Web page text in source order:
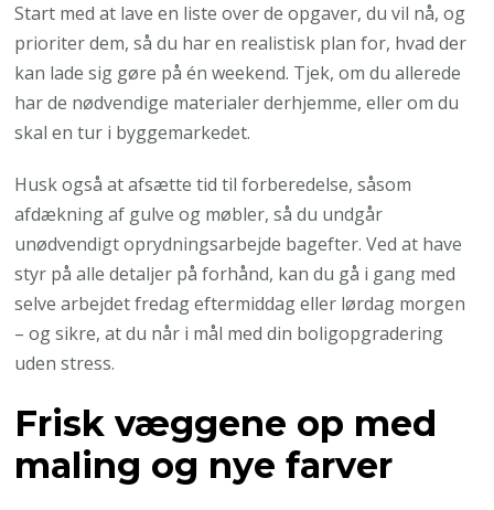
Start med at lave en liste over de opgaver, du vil nå, og
prioriter dem, så du har en realistisk plan for, hvad der
kan lade sig gøre på én weekend. Tjek, om du allerede
har de nødvendige materialer derhjemme, eller om du
skal en tur i byggemarkedet.
Husk også at afsætte tid til forberedelse, såsom
afdækning af gulve og møbler, så du undgår
unødvendigt oprydningsarbejde bagefter. Ved at have
styr på alle detaljer på forhånd, kan du gå i gang med
selve arbejdet fredag eftermiddag eller lørdag morgen
– og sikre, at du når i mål med din boligopgradering
uden stress.
Frisk væggene op med
maling og nye farver